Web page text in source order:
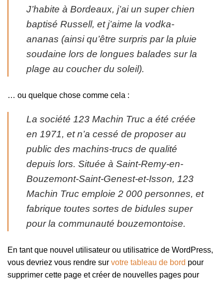
J’habite à Bordeaux, j’ai un super chien
baptisé Russell, et j’aime la vodka-
ananas (ainsi qu’être surpris par la pluie
soudaine lors de longues balades sur la
plage au coucher du soleil).
… ou quelque chose comme cela :
La société 123 Machin Truc a été créée
en 1971, et n’a cessé de proposer au
public des machins-trucs de qualité
depuis lors. Située à Saint-Remy-en-
Bouzemont-Saint-Genest-et-Isson, 123
Machin Truc emploie 2 000 personnes, et
fabrique toutes sortes de bidules super
pour la communauté bouzemontoise.
En tant que nouvel utilisateur ou utilisatrice de WordPress,
vous devriez vous rendre sur votre tableau de bord pour
supprimer cette page et créer de nouvelles pages pour